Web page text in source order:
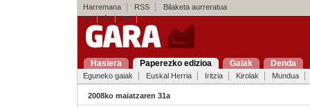
Harremana RSS
Bilaketa aurreratua
es
fr en
Hasiera Paperezko edizioa Gaiak Denda
Eguneko gaiak Euskal Herria Iritzia Kirolak Mundua
2008ko maiatzaren 31a